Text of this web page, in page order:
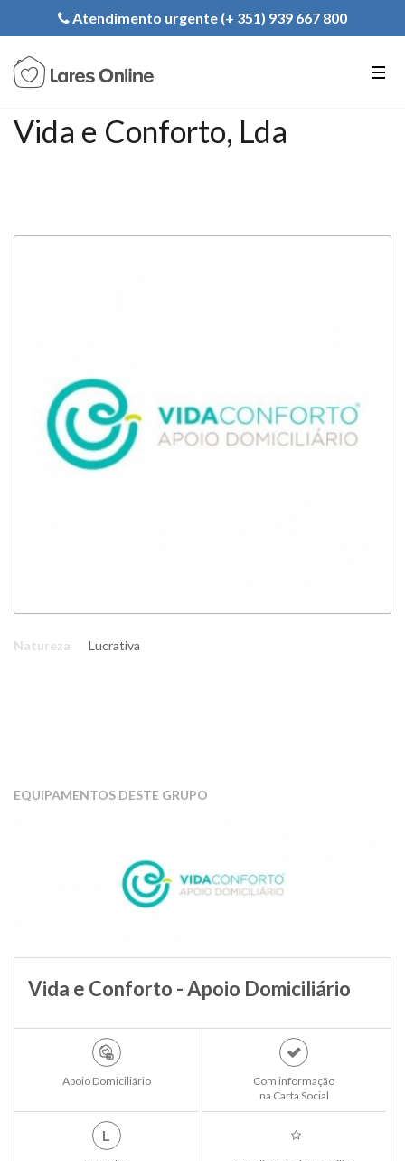
Registe a sua Instituição
Atendimento urgente (+ 351) 939 667 800
Vida e Conforto, Lda
Natureza Lucrativa
EQUIPAMENTOS DESTE GRUPO
Vida e Conforto - Apoio Domiciliário
Apoio Domiciliário
Com informação
na Carta Social
L